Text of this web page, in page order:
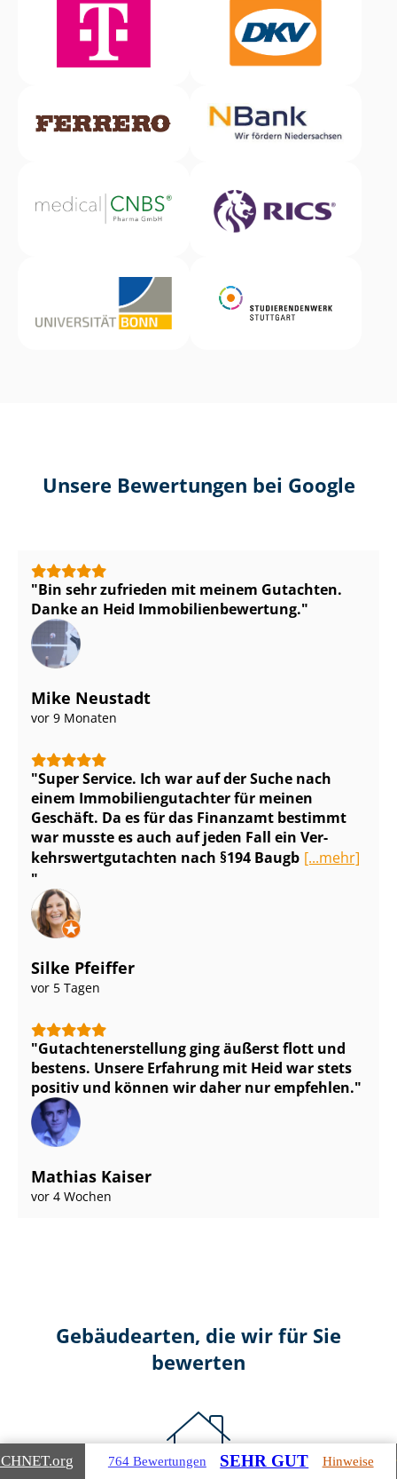
Unsere Bewertungen bei Google
Bin sehr zufrieden mit meinem Gutachten.
Danke an Heid Im­mo­bi­li­en­be­wer­tung.
Mike Neustadt
vor 9 Monaten
Super Service. Ich war auf der Suche nach
einem Im­mo­bi­li­en­gut­ach­ter für meinen
Geschäft. Da es für das Finanzamt bestimmt
war musste es auch auf jeden Fall ein Ver­
kehrs­wert­gut­ach­ten nach §194 Baugb [...mehr]
Silke Pfeiffer
vor 5 Tagen
Gut­ach­ten­er­stel­lung ging äußerst flott und
bestens. Unsere Erfahrung mit Heid war stets
positiv und können wir daher nur empfehlen.
Mathias Kaiser
vor 4 Wochen
Gebäudearten, die wir für Sie
bewerten
.org 764 Bewertungen SEHR GUT Hinweise